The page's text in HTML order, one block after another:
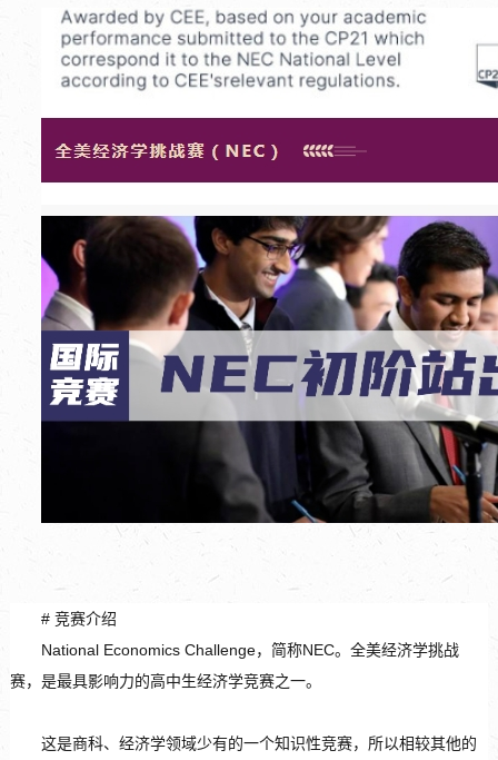
#竞赛介绍
National Economics Challenge，简称NEC。全美经济学挑战
赛，是最具影响力的高中生经济学竞赛之一。
这是商科、经济学领域少有的一个知识性竞赛，所以相较其他的